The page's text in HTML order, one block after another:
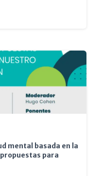
mental basada en la
para